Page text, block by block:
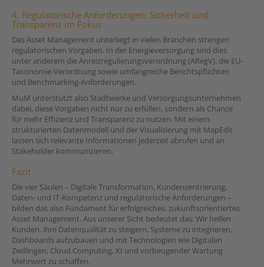
4. Regulatorische Anforderungen: Sicherheit und
Transparenz im Fokus
Das Asset Management unterliegt in vielen Branchen strengen
regulatorischen Vorgaben. In der Energieversorgung sind dies
unter anderem die Anreizregulierungsverordnung (ARegV), die EU-
Taxonomie-Verordnung sowie umfangreiche Berichtspflichten
und Benchmarking-Anforderungen.
MuM unterstützt also Stadtwerke und Versorgungsunternehmen
dabei, diese Vorgaben nicht nur zu erfüllen, sondern als Chance
für mehr Effizienz und Transparenz zu nutzen. Mit einem
strukturierten Datenmodell und der Visualisierung mit MapEdit
lassen sich relevante Informationen jederzeit abrufen und an
Stakeholder kommunizieren.
Fazit
Die vier Säulen – Digitale Transformation, Kundenzentrierung,
Daten- und IT-Kompetenz und regulatorische Anforderungen –
bilden das also Fundament für erfolgreiches, zukunftsorientiertes
Asset Management. Aus unserer Sicht bedeutet das: Wir helfen
Kunden, ihre Datenqualität zu steigern, Systeme zu integrieren,
Dashboards aufzubauen und mit Technologien wie Digitalen
Zwillingen, Cloud Computing, KI und vorbeugender Wartung
Mehrwert zu schaffen.